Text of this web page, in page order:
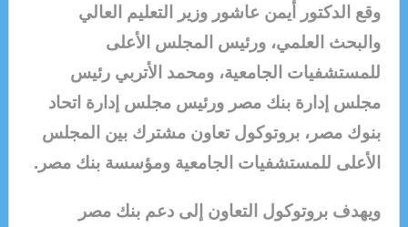
وقع الدكتور أيمن عاشور وزير التعليم العالي
والبحث العلمي، ورئيس المجلس الأعلى
للمستشفيات الجامعية، ومحمد الأتربي رئيس
مجلس إدارة بنك مصر ورئيس مجلس إدارة اتحاد
بنوك مصر، بروتوكول تعاون مشترك بين المجلس
الأعلى للمستشفيات الجامعية ومؤسسة بنك مصر.
ويهدف بروتوكول التعاون إلى دعم بنك مصر